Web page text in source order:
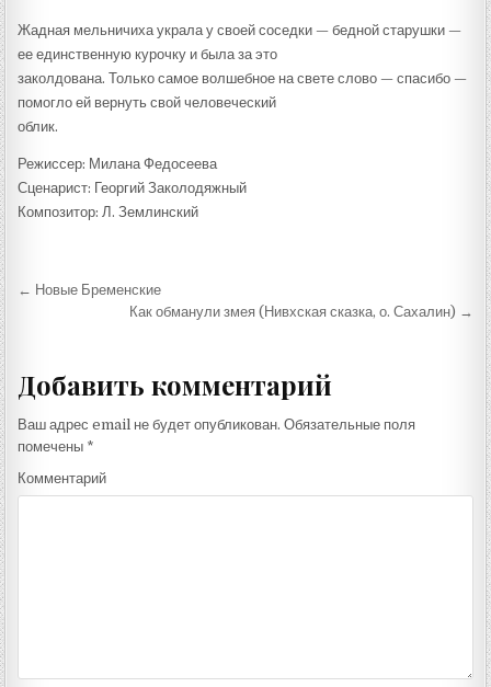
Жадная мельничиха украла у своей соседки — бедной старушки —
ее единственную курочку и была за это
заколдована. Только самое волшебное на свете слово — спасибо —
помогло ей вернуть свой человеческий
облик.
Режиссер: Милана Федосеева
Сценарист: Георгий Заколодяжный
Композитор: Л. Землинский
Навигация
← Новые Бременские
Как обманули змея (Нивхская сказка, о. Сахалин) →
Добавить комментарий
Ваш адрес email не будет опубликован. Обязательные поля
помечены *
Комментарий